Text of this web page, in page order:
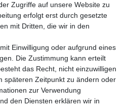
** Hierbei handelt es sich um ein Pflichtfeld.
Impressum
AGB Kontakt
Zugriffe auf unsere Website zu
erfolgt erst durch gesetzte
mit Dritten, die wir in den
Einwilligung oder aufgrund eines
Die Zustimmung kann erteilt
das Recht, nicht einzuwilligen
späteren Zeitpunkt zu ändern oder
zur Verwendung
den Diensten erklären wir in